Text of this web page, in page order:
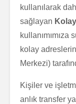
kullanılarak
sağlayan
kullanımımıza
kolay
Merkezi)
Kişiler ve
anlık transfer